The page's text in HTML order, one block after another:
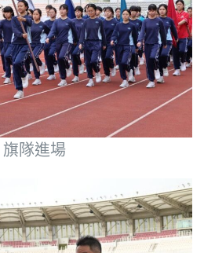
旗隊進場